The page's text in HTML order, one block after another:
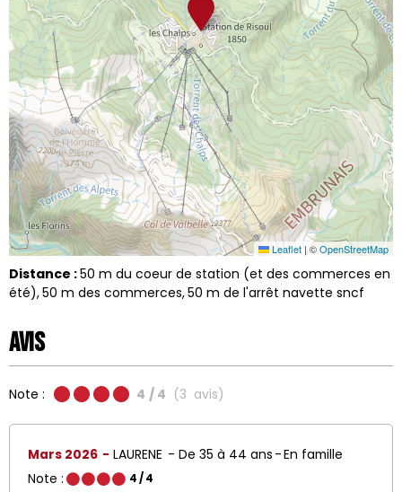
Leaflet |©OpenStreetMap
Distance :50 m du coeur de station (et des commerces en
été) 50 m des commerces 50 m de l'arrêt navette sncf
Avis
Note : 4 / 4 (3 avis)
Mars 2026 LAURENE De 35 à 44 ans
En famille
Note :
4/ 4